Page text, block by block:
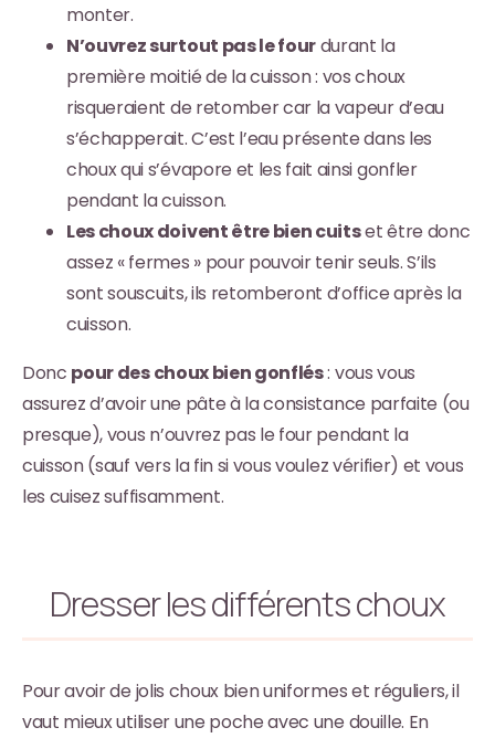
monter.
N’ouvrez surtout pas le fourdurant la
première moitié de la cuisson : vos choux
risqueraient de retomber car la vapeur d’eau
s’échapperait. C’est l’eau présente dans les
choux qui s’évapore et les fait ainsi gonfler
pendant la cuisson.
Les choux doivent être bien cuitset être donc
assez « fermes » pour pouvoir tenir seuls. S’ils
sont souscuits, ils retomberont d’office après la
cuisson.
Donc pour des choux bien gonflés: vous vous
assurez d’avoir une pâte à la consistance parfaite (ou
presque), vous n’ouvrez pas le four pendant la
cuisson (sauf vers la fin si vous voulez vérifier) et vous
les cuisez suffisamment.
Dresser les différents choux
Pour avoir de jolis choux bien uniformes et réguliers, il
vaut mieux utiliser une poche avec une douille. En